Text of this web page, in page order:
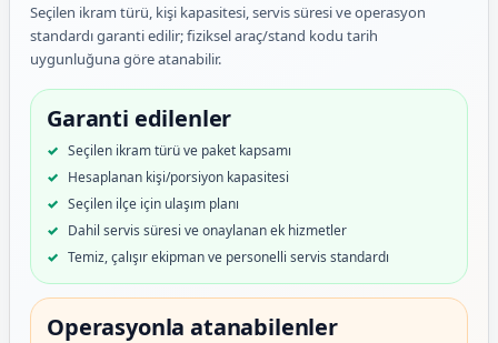
Seçilen ikram türü, kişi kapasitesi, servis süresi ve operasyon
standardı garanti edilir; fiziksel araç/stand kodu tarih
uygunluğuna göre atanabilir.
Garanti edilenler
Seçilen ikram türü ve paket kapsamı
Hesaplanan kişi/porsiyon kapasitesi
Seçilen ilçe için ulaşım planı
Dahil servis süresi ve onaylanan ek hizmetler
Temiz, çalışır ekipman ve personelli servis standardı
Operasyonla atanabilenler